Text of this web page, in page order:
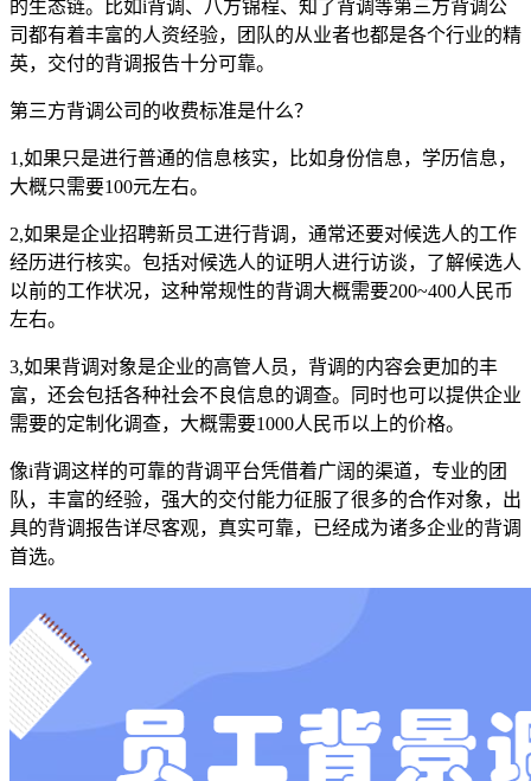
的生态链。比如i背调、八方锦程、知了背调等第三方背调公
司都有着丰富的人资经验，团队的从业者也都是各个行业的精
英，交付的背调报告十分可靠。
第三方背调公司的收费标准是什么？
1,如果只是进行普通的信息核实，比如身份信息，学历信息，
大概只需要100元左右。
2,如果是企业招聘新员工进行背调，通常还要对候选人的工作
经历进行核实。包括对候选人的证明人进行访谈，了解候选人
以前的工作状况，这种常规性的背调大概需要200~400人民币
左右。
3,如果背调对象是企业的高管人员，背调的内容会更加的丰
富，还会包括各种社会不良信息的调查。同时也可以提供企业
需要的定制化调查，大概需要1000人民币以上的价格。
像i背调这样的可靠的背调平台凭借着广阔的渠道，专业的团
队，丰富的经验，强大的交付能力征服了很多的合作对象，出
具的背调报告详尽客观，真实可靠，已经成为诸多企业的背调
首选。